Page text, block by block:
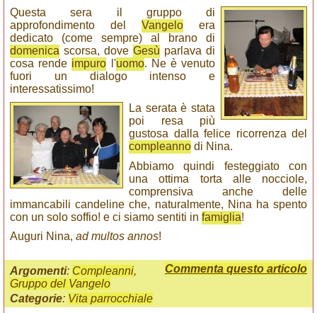
Questa sera il gruppo di
approfondimento del Vangelo era
dedicato (come sempre) al brano di
domenica scorsa, dove Gesù parlava di
cosa rende impuro l'uomo. Ne è venuto
fuori un dialogo intenso e
interessatissimo!
La serata è stata
poi resa più
gustosa dalla felice ricorrenza del
compleanno di Nina.
Abbiamo quindi festeggiato con
una ottima torta alle nocciole,
comprensiva anche delle
immancabili candeline che, naturalmente, Nina ha spento
con un solo soffio! e ci siamo sentiti in famiglia!
Auguri Nina, ad multos annos!
Commenta questo articolo
Argomenti: Compleanni,
Gruppo del Vangelo
Categorie: Vita parrocchiale